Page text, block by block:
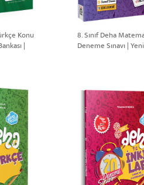
Konu
|
8. Sınıf Deha
Deneme Sınavı |